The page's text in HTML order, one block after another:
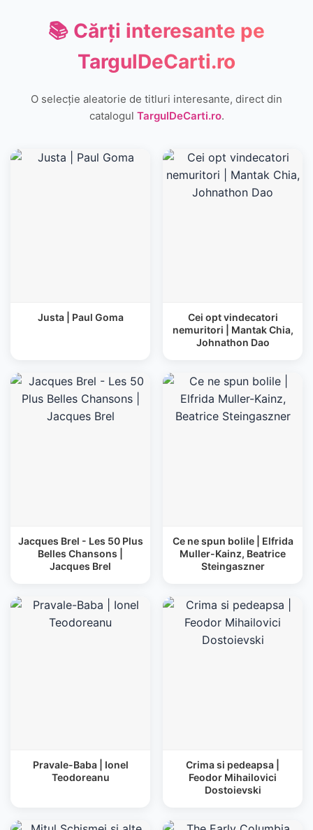
📚 Cărți interesante pe
TargulDeCarti.ro
O selecție aleatorie de titluri interesante, direct din
catalogul TargulDeCarti.ro.
Justa | Paul Goma
Cei opt vindecatori
nemuritori | Mantak Chia,
Johnathon Dao
Jacques Brel - Les 50 Plus
Belles Chansons |
Jacques Brel
Ce ne spun bolile | Elfrida
Muller-Kainz, Beatrice
Steingaszner
Pravale-Baba | Ionel
Teodoreanu
Crima si pedeapsa |
Feodor Mihailovici
Dostoievski